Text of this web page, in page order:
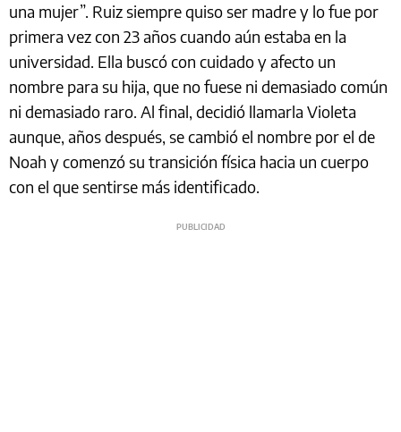
una mujer”. Ruiz siempre quiso ser madre y lo fue por
primera vez con 23 años cuando aún estaba en la
universidad. Ella buscó con cuidado y afecto un
nombre para su hija, que no fuese ni demasiado común
ni demasiado raro. Al final, decidió llamarla Violeta
aunque, años después, se cambió el nombre por el de
Noah y comenzó su transición física hacia un cuerpo
con el que sentirse más identificado.